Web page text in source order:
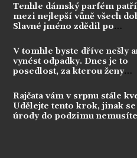
Tenhle dámský parfém patří
mezi nejlepší vůně všech
Slavné jméno zdědil po
V tomhle byste dříve nešly
vynést odpadky. Dnes je to
posedlost, za kterou ženy
Rajčata vám v srpnu stále
Udělejte tento krok, jinak se
úrody do podzimu nemusíte